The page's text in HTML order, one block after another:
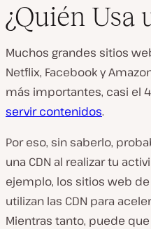
¿Quién Usa
Muchos grandes sitios
Netflix, Facebook y
más importantes, casi el
servir contenidos.
Por eso, sin saberlo,
una CDN al realizar tu
ejemplo, los sitios web
utilizan las CDN para
Mientras tanto, puede